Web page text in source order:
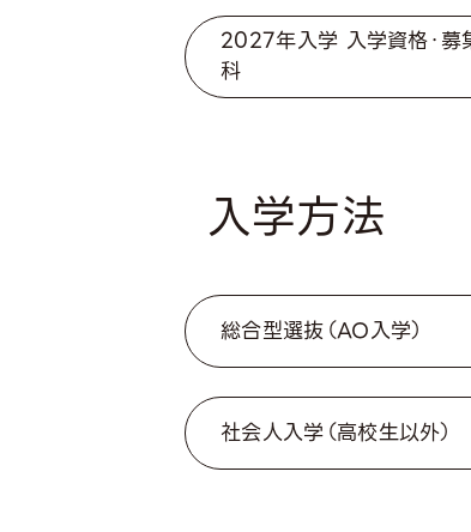
2027年入学 入学資格・募
科
入学方法
総合型選抜（AO入学）
社会人入学（高校生以外）